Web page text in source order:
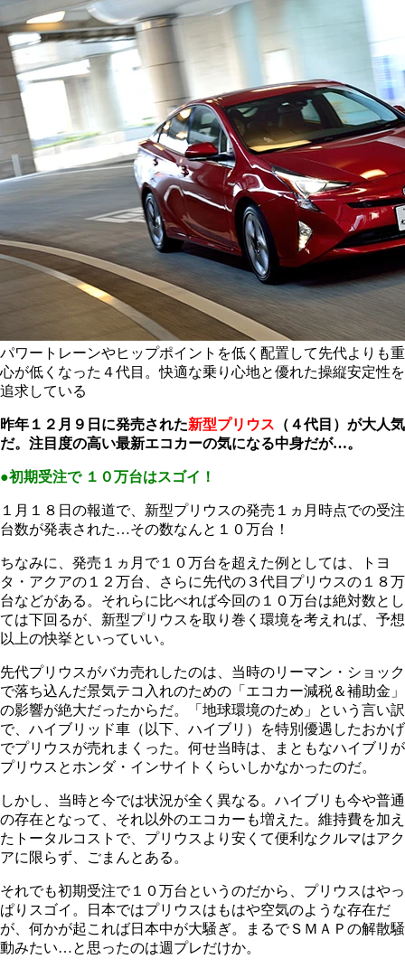
パワートレーンやヒップポイントを低く配置して先代よりも重
心が低くなった４代目。快適な乗り心地と優れた操縦安定性を
追求している
昨年１２月９日に発売された新型プリウス （４代目）が大人気
だ。注目度の高い最新エコカーの気になる中身だが…。
●初期受注で １０万台はスゴイ！
１月１８日の報道で、新型プリウスの発売１ヵ月時点での受注
台数が発表された…その数なんと１０万台！
ちなみに、発売１ヵ月で１０万台を超えた例としては、トヨ
タ・アクアの１２万台、さらに先代の３代目プリウスの１８万
台などがある。それらに比べれば今回の１０万台は絶対数とし
ては下回るが、新型プリウスを取り巻く環境を考えれば、予想
以上の快挙といっていい。
先代プリウスがバカ売れしたのは、当時のリーマン・ショック
で落ち込んだ景気テコ入れのための「エコカー減税＆補助金」
の影響が絶大だったからだ。「地球環境のため」という言い訳
で、ハイブリッド車（以下、ハイブリ）を特別優遇したおかげ
でプリウスが売れまくった。何せ当時は、まともなハイブリが
プリウスとホンダ・インサイトくらいしかなかったのだ。
しかし、当時と今では状況が全く異なる。ハイブリも今や普通
の存在となって、それ以外のエコカーも増えた。維持費を加え
たトータルコストで、プリウスより安くて便利なクルマはアク
アに限らず、ごまんとある。
それでも初期受注で１０万台というのだから、プリウスはやっ
ぱりスゴイ。日本ではプリウスはもはや空気のような存在だ
が、何かが起これば日本中が大騒ぎ。まるでＳＭＡＰの解散騒
動みたい…と思ったのは週プレだけか。